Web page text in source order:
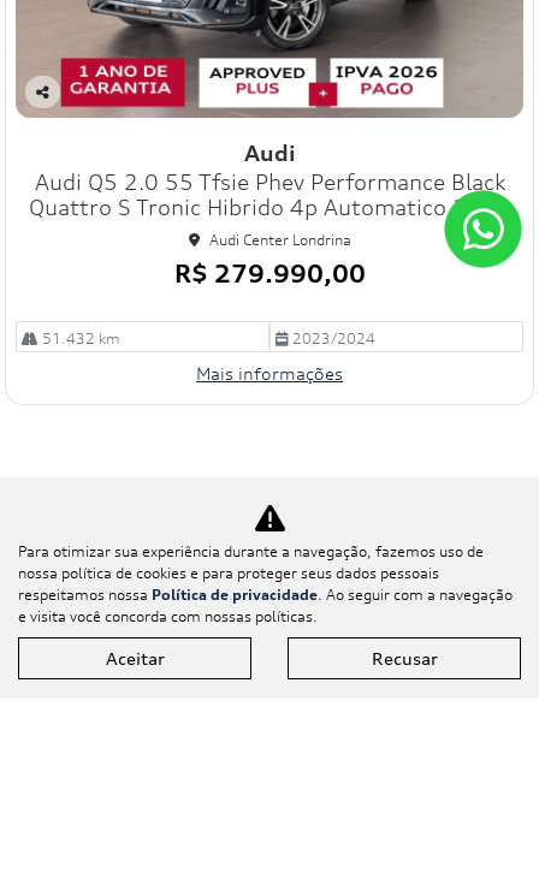
Co
ilh
e
Audi
Audi Q5 2.0 55 Tfsie Phev Performance Black
Quattro S Tronic Hibrido 4p Automatico 2024
Audi Center Londrina
R$ 279.990,00
51.432 km 2023/2024
Mais informações
Para otimizar sua experiência durante a navegação, fazemos uso de
nossa política de cookies e para proteger seus dados pessoais
respeitamos nossa Política de privacidade. Ao seguir com a navegação
e visita você concorda com nossas políticas.
Aceitar Recusar